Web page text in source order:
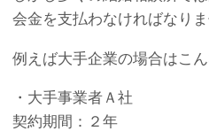
会金を支払わなければなりま
例えば大手企業の場合はこん
・大手事業者Ａ社
契約期間：２年